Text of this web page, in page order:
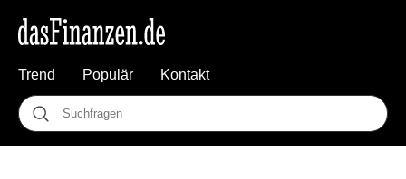
Trend Populär Kontakt